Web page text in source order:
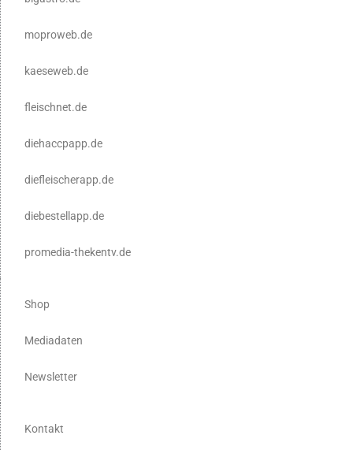
moproweb.de
kaeseweb.de
fleischnet.de
diehaccpapp.de
diefleischerapp.de
diebestellapp.de
promedia-thekentv.de
Shop
Mediadaten
Newsletter
Kontakt